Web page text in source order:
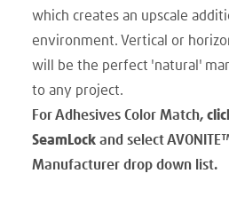
which creates an upscale
environment. Vertical or
will be the perfect 'natural'
to any project.
For Adhesives Color Match,
SeamLock and select AVONITE
Manufacturer drop down list.